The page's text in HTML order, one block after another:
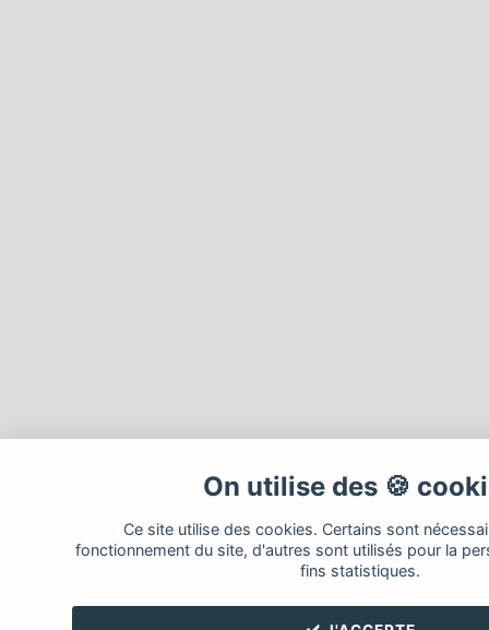
On utilise des 🍪
Ce site utilise des cookies. Certains sont
fonctionnement du site, d'autres sont utilisés pour la
fins statistiques.